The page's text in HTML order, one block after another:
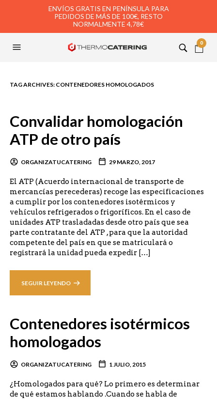
ENVÍOS GRATIS EN PENÍNSULA PARA
PEDIDOS DE MÁS DE 100€, RESTO
NORMALMENTE 4,78€
0
TAG ARCHIVES: CONTENEDORES HOMOLOGADOS
Convalidar homologación
ATP de otro país
ORGANIZATUCATERING 29 MARZO, 2017
El ATP (Acuerdo internacional de transporte de
mercancías perecederas) recoge las especificaciones
a cumplir por los contenedores isotérmicos y
vehículos refrigerados o frigoríficos. En el caso de
unidades ATP trasladadas desde otro país que sea
parte contratante del ATP , para que la autoridad
competente del país en que se matriculará o
registrará la unidad pueda expedir […]
SEGUIR LEYENDO
Contenedores isotérmicos
homologados
ORGANIZATUCATERING 1 JULIO, 2015
¿Homologados para qué? Lo primero es determinar
de qué estamos hablando .Cuando se habla de